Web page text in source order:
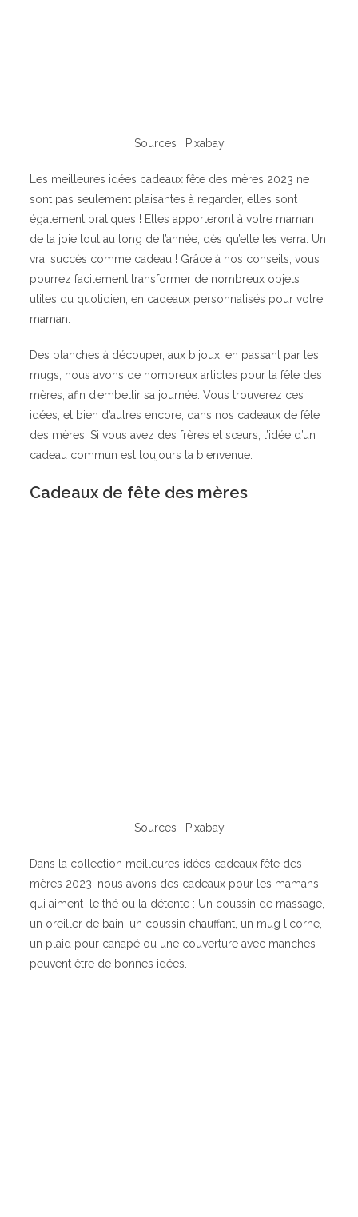
Sources : Pixabay
Les meilleures idées cadeaux fête des mères 2023 ne
sont pas seulement plaisantes à regarder, elles sont
également pratiques ! Elles apporteront à votre maman
de la joie tout au long de l’année, dès qu’elle les verra. Un
vrai succès comme cadeau ! Grâce à nos conseils, vous
pourrez facilement transformer de nombreux objets
utiles du quotidien, en cadeaux personnalisés pour votre
maman.
Des planches à découper, aux bijoux, en passant par les
mugs, nous avons de nombreux articles pour la fête des
mères, afin d’embellir sa journée. Vous trouverez ces
idées, et bien d’autres encore, dans nos cadeaux de fête
des mères. Si vous avez des frères et sœurs, l’idée d’un
cadeau commun est toujours la bienvenue.
Cadeaux de fête des mères
Sources : Pixabay
Dans la collection meilleures idées cadeaux fête des
mères 2023, nous avons des cadeaux pour les mamans
qui aiment le thé ou la détente : Un coussin de massage,
un oreiller de bain, un coussin chauffant, un mug licorne,
un plaid pour canapé ou une couverture avec manches
peuvent être de bonnes idées.